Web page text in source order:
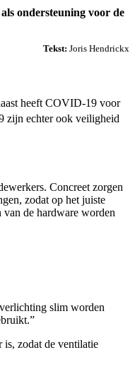
ondersteuning voor de
Tekst: Joris Hendrickx
heeft COVID-19 voor
zijn echter ook veiligheid
Concreet zorgen
zodat op het juiste
van de hardware worden
slim worden
is, zodat de ventilatie